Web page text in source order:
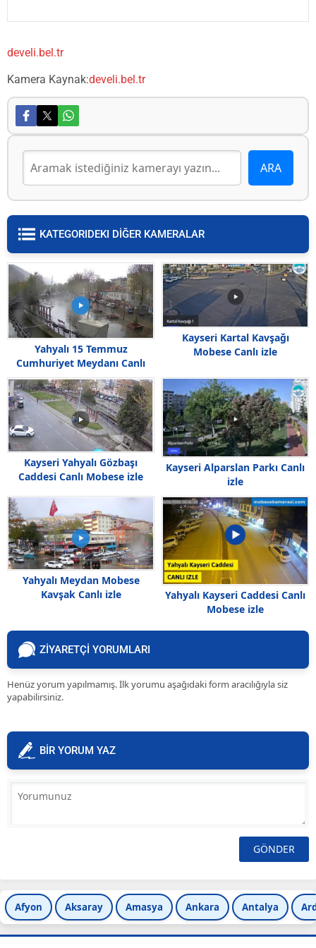
develi.bel.tr
Kamera Kaynak:develi.bel.tr
KATEGORIDEKI DİĞER KAMERALAR
Yahyalı 15 Temmuz
Cumhuriyet Meydanı Canlı
Kayseri Kartal Kavşağı
Mobese Canlı izle
Kayseri Yahyalı Gözbaşı
Caddesi Canlı Mobese izle
Kayseri Alparslan Parkı Canlı
izle
Yahyalı Meydan Mobese
Kavşak Canlı izle
Yahyalı Kayseri Caddesi Canlı
Mobese izle
ZİYARETÇİ YORUMLARI
Henüz yorum yapılmamış. İlk yorumu aşağıdaki form aracılığıyla siz
yapabilirsiniz.
BİR YORUM YAZ
Afyon Aksaray Amasya Ankara Antalya